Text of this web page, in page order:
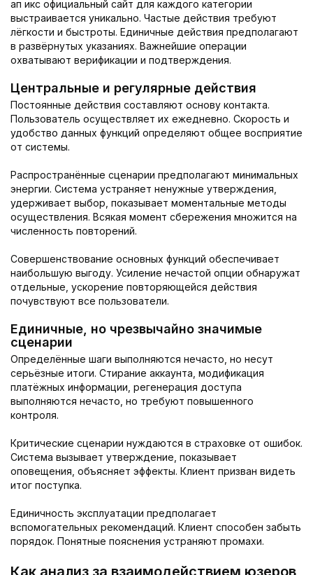
ап икс официальный сайт для каждого категории
выстраивается уникально. Частые действия требуют
лёгкости и быстроты. Единичные действия предполагают
в развёрнутых указаниях. Важнейшие операции
охватывают верификации и подтверждения.
Центральные и регулярные действия
Постоянные действия составляют основу контакта.
Пользователь осуществляет их ежедневно. Скорость и
удобство данных функций определяют общее восприятие
от системы.
Распространённые сценарии предполагают минимальных
энергии. Система устраняет ненужные утверждения,
удерживает выбор, показывает моментальные методы
осуществления. Всякая момент сбережения множится на
численность повторений.
Совершенствование основных функций обеспечивает
наибольшую выгоду. Усиление нечастой опции обнаружат
отдельные, ускорение повторяющейся действия
почувствуют все пользователи.
Единичные, но чрезвычайно значимые
сценарии
Определённые шаги выполняются нечасто, но несут
серьёзные итоги. Стирание аккаунта, модификация
платёжных информации, регенерация доступа
выполняются нечасто, но требуют повышенного
контроля.
Критические сценарии нуждаются в страховке от ошибок.
Система вызывает утверждение, показывает
оповещения, объясняет эффекты. Клиент призван видеть
итог поступка.
Единичность эксплуатации предполагает
вспомогательных рекомендаций. Клиент способен забыть
порядок. Понятные пояснения устраняют промахи.
Как анализ за взаимодействием юзеров